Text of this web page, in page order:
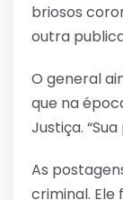
briosos
outra
O general
que na
Justiça.
As
criminal. Ele